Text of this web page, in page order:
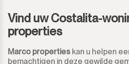
Vind uw Costalita-
properties
Marco properties kan u helpen
bemachtigen in deze gewilde